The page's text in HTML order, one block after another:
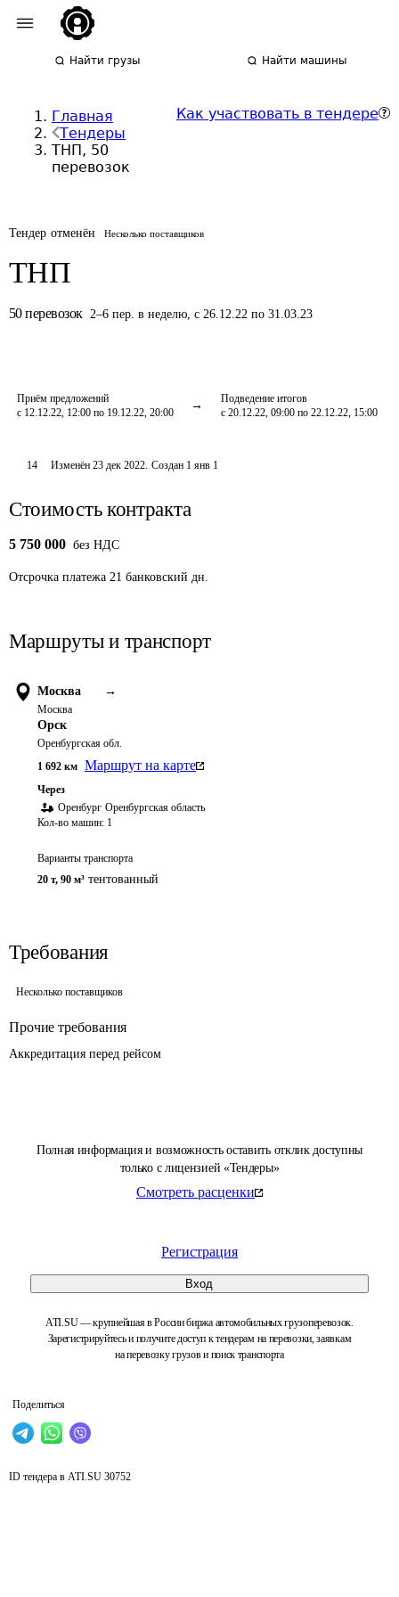
Найти грузы Найти машины
Главная
Тендеры
ТНП, 50
перевозок
Как участвовать в тендере
Тендер отменён Несколько поставщиков
ТНП
50 перевозок 2–6 пер. в неделю, с 26.12.22 по 31.03.23
Приём предложений
с 12.12.22, 12:00 по 19.12.22, 20:00
Подведение итогов
с 20.12.22, 09:00 по 22.12.22, 15:00
Полная информация и возможность оставить отклик доступны
только с лицензией «Тендеры»
Смотреть расценки
Регистрация
Вход
ATI.SU — крупнейшая в России биржа автомобильных грузоперевозок.
Зарегистрируйтесь и получите доступ к тендерам на перевозки, заявкам
на перевозку грузов и поиск транспорта
Поделиться
14 Изменён23 дек 2022. Создан 1 янв 1
Стоимость контракта
5 750 000 без НДС
Отсрочка платежа 21 банковский дн.
Маршруты и транспорт
Москва →
Москва
Орск
Оренбургская обл.
1 692 км Маршрут на карте
Через
Оренбург Оренбургская область
Кол-во машин: 1
Варианты транспорта
20 т, 90 м³ тентованный
Требования
Несколько поставщиков
Прочие требования
Аккредитация перед рейсом
ID тендера в ATI.SU 30752